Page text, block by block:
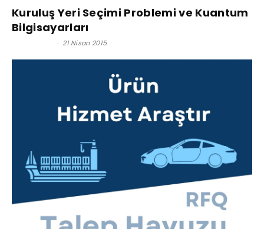
Kuruluş Yeri Seçimi Problemi ve Kuantum
Bilgisayarları
- 21 Nisan 2015